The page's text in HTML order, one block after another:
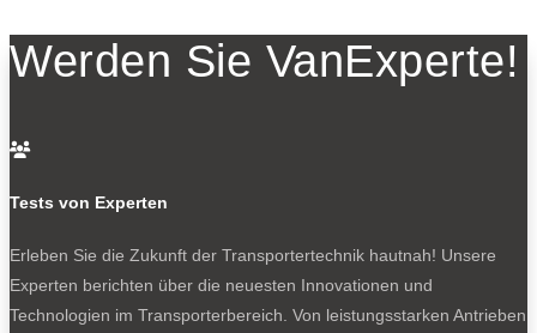
Werden Sie VanExperte!

Tests von Experten
Erleben Sie die Zukunft der Transportertechnik hautnah! Unsere
Experten berichten über die neuesten Innovationen und
Technologien im Transporterbereich. Von leistungsstarken Antrieben